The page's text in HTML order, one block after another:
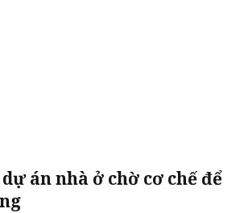
án nhà ở chờ cơ chế để